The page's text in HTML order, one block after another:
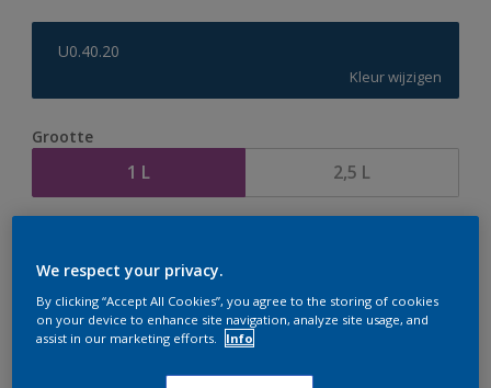
U0.40.20
Kleur wijzigen
Grootte
1 L 2,5 L
te bestellen. Houd de website in de gaten, we werken
We respect your privacy.
By clicking “Accept All Cookies”, you agree to the storing of cookies
on your device to enhance site navigation, analyze site usage, and
assist in our marketing efforts.
Info